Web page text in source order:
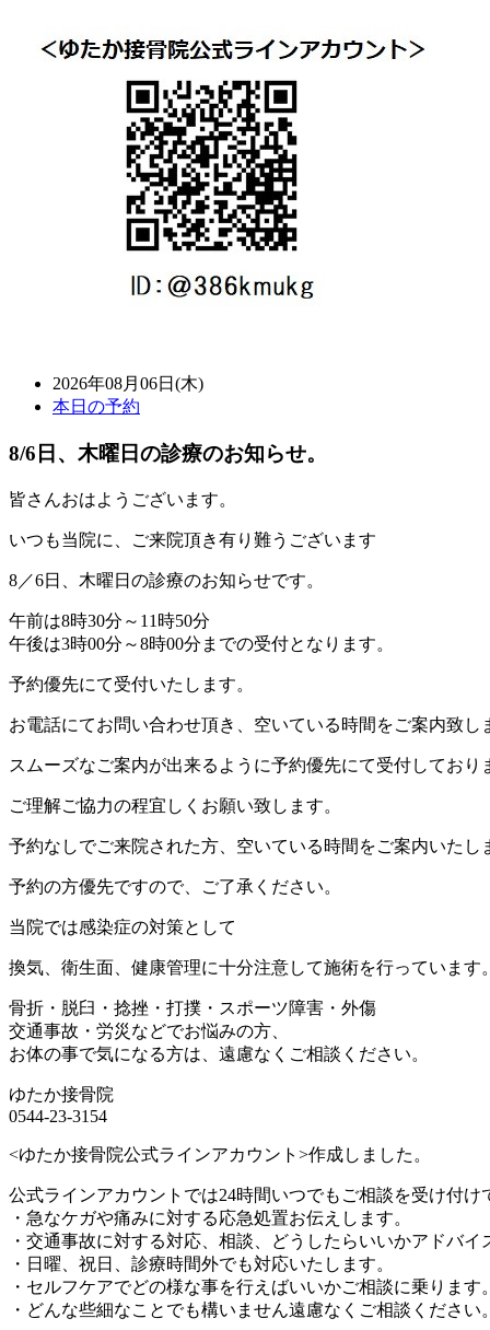
2026年08月06日(木)
本日の予約
8/6日、木曜日の診療のお知らせ。
皆さんおはようございます。
いつも当院に、ご来院頂き有り難うございます
8／6日、木曜日の診療のお知らせです。
午前は8時30分～11時50分
午後は3時00分～8時00分までの受付となります。
予約優先にて受付いたします。
お電話にてお問い合わせ頂き、空いている時間をご案内致し
スムーズなご案内が出来るように予約優先にて受付しており
ご理解ご協力の程宜しくお願い致します。
予約なしでご来院された方、空いている時間をご案内いたし
予約の方優先ですので、ご了承ください。
当院では感染症の対策として
換気、衛生面、健康管理に十分注意して施術を行っています。
骨折・脱臼・捻挫・打撲・スポーツ障害・外傷
交通事故・労災などでお悩みの方、
お体の事で気になる方は、遠慮なくご相談ください。
ゆたか接骨院
0544-23-3154
<ゆたか接骨院公式ラインアカウント>作成しました。
公式ラインアカウントでは24時間いつでもご相談を受け付け
・急なケガや痛みに対する応急処置お伝えします。
・交通事故に対する対応、相談、どうしたらいいかアドバイ
・日曜、祝日、診療時間外でも対応いたします。
・セルフケアでどの様な事を行えばいいかご相談に乗ります。
・どんな些細なことでも構いません遠慮なくご相談ください。